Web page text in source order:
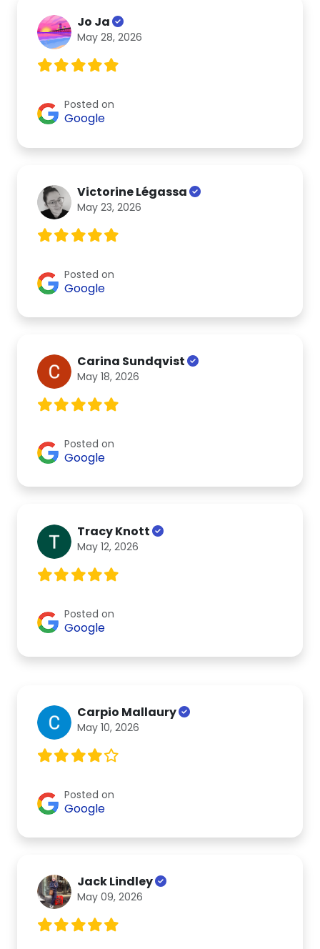
Jo Ja
May 28, 2026
Posted on
Google
Victorine Légassa
May 23, 2026
Posted on
Google
Carina Sundqvist
May 18, 2026
Posted on
Google
Tracy Knott
May 12, 2026
Posted on
Google
Carpio Mallaury
May 10, 2026
Posted on
Google
Jack Lindley
May 09, 2026